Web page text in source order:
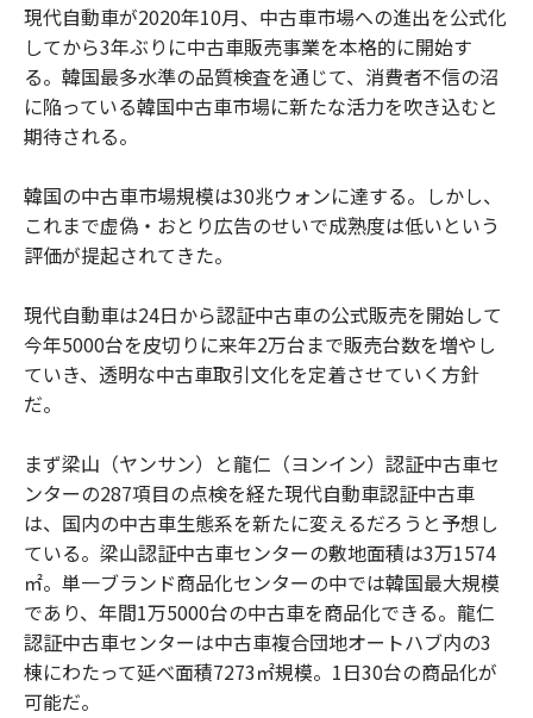
現代自動車が2020年10月、中古車市場への進出を公式化
してから3年ぶりに中古車販売事業を本格的に開始す
る。韓国最多水準の品質検査を通じて、消費者不信の沼
に陥っている韓国中古車市場に新たな活力を吹き込むと
期待される。
韓国の中古車市場規模は30兆ウォンに達する。しかし、
これまで虚偽・おとり広告のせいで成熟度は低いという
評価が提起されてきた。
現代自動車は24日から認証中古車の公式販売を開始して
今年5000台を皮切りに来年2万台まで販売台数を増やし
ていき、透明な中古車取引文化を定着させていく方針
だ。
まず梁山（ヤンサン）と龍仁（ヨンイン）認証中古車セ
ンターの287項目の点検を経た現代自動車認証中古車
は、国内の中古車生態系を新たに変えるだろうと予想し
ている。梁山認証中古車センターの敷地面積は3万1574
㎡。単一ブランド商品化センターの中では韓国最大規模
であり、年間1万5000台の中古車を商品化できる。龍仁
認証中古車センターは中古車複合団地オートハブ内の3
棟にわたって延べ面積7273㎡規模。1日30台の商品化が
可能だ。